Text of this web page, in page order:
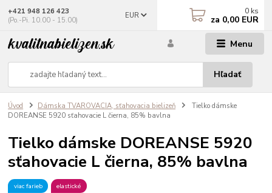
Menu
EUR
Hľadať
+421 948 126 423
(Po.-Pi. 10.00 - 15.00)
0 ks
za 0,00 EUR
Úvod Dámska TVAROVACIA, sťahovacia bielizeň
Tielko dámske
DOREANSE 5920 sťahovacie L čierna, 85% bavlna
Tielko dámske DOREANSE 5920
sťahovacie L čierna, 85% bavlna
viac farieb elastické